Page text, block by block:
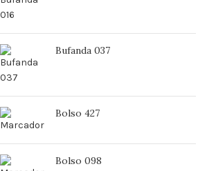
Bufanda 037
Bolso 427
Bolso 098